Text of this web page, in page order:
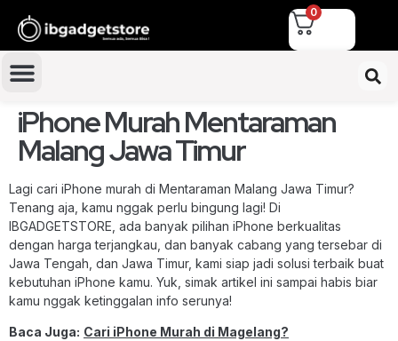
0
iPhone Murah Mentaraman
Malang Jawa Timur
Lagi cari iPhone murah di Mentaraman Malang Jawa Timur?
Tenang aja, kamu nggak perlu bingung lagi! Di
IBGADGETSTORE, ada banyak pilihan iPhone berkualitas
dengan harga terjangkau, dan banyak cabang yang tersebar di
Jawa Tengah, dan Jawa Timur, kami siap jadi solusi terbaik buat
kebutuhan iPhone kamu. Yuk, simak artikel ini sampai habis biar
kamu nggak ketinggalan info serunya!
Baca Juga: Cari iPhone Murah di Magelang?